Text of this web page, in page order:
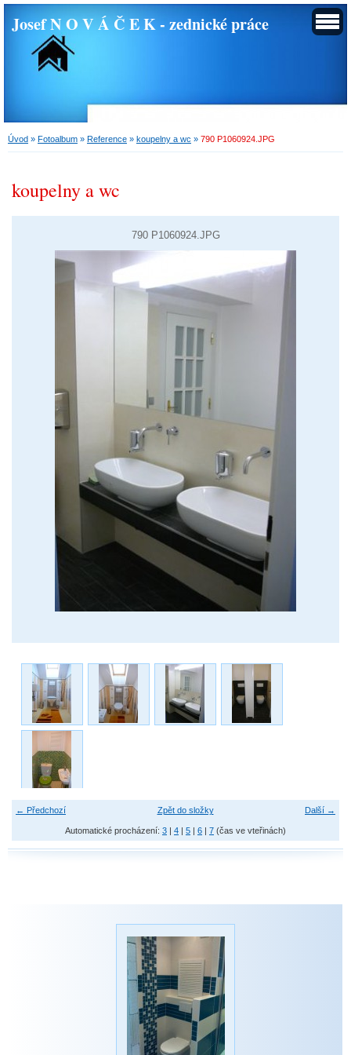
Josef N O V Á Č E K - zednické práce
Úvod » Fotoalbum » Reference » koupelny a wc » 790 P1060924.JPG
koupelny a wc
790 P1060924.JPG
← Předchozí Další →
Zpět do složky
Automatické procházení: 3 | 4 | 5 | 6 | 7 (čas ve vteřinách)